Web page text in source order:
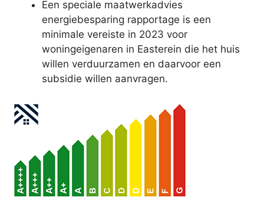
Een speciale maatwerkadvies
energiebesparing rapportage is een
minimale vereiste in 2023 voor
woningeigenaren in Easterein die het huis
willen verduurzamen en daarvoor een
subsidie willen aanvragen.